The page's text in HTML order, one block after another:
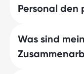
Personal den
Entdecke jetzt
Augusta Personal!
Was sind